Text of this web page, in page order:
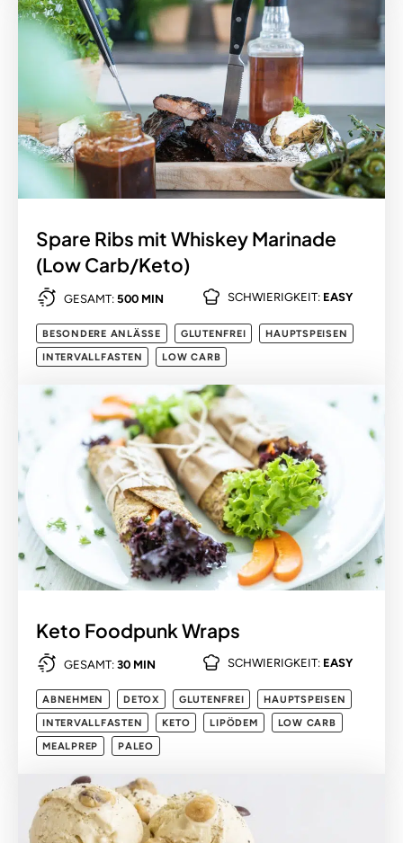
Spare Ribs mit Whiskey Marinade
(Low Carb/Keto)
GESAMT: 500 MIN SCHWIERIGKEIT: EASY
BESONDERE ANLÄSSE GLUTENFREI
HAUPTSPEISEN
INTERVALLFASTEN
LOW CARB
Keto Foodpunk Wraps
GESAMT: 30 MIN SCHWIERIGKEIT: EASY
ABNEHMEN DETOX GLUTENFREI
HAUPTSPEISEN
INTERVALLFASTEN
KETO LIPÖDEM
LOW CARB
MEALPREP
PALEO